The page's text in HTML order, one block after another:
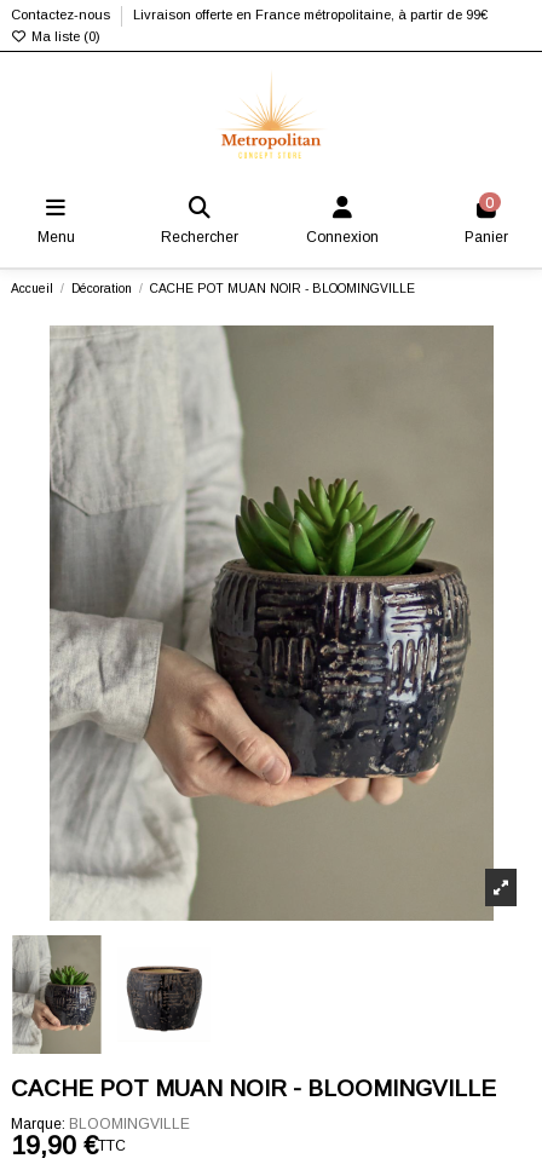
Contactez-nous
Livraison offerte en France métropolitaine, à partir de 99€
Ma liste (0)
Menu Rechercher Connexion
0
Panier
Accueil Décoration CACHE POT MUAN NOIR - BLOOMINGVILLE
CACHE POT MUAN NOIR - BLOOMINGVILLE
Marque: BLOOMINGVILLE
19,90 €TTC